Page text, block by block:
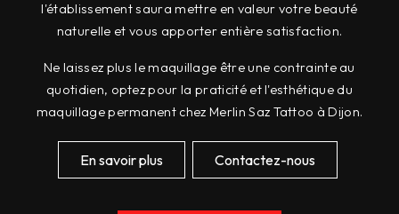
l'établissement saura mettre en valeur votre beauté
naturelle et vous apporter entière satisfaction.
Ne laissez plus le maquillage être une contrainte au
quotidien, optez pour la praticité et l'esthétique du
maquillage permanent chez Merlin Saz Tattoo à Dijon.
En savoir plus Contactez-nous